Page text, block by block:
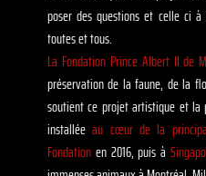
poser des questions et celle ci
toutes et tous.
La Fondation Prince Albert II de
préservation de la faune, de la
soutient ce projet artistique et la
installéeau cœur de la
Fondationen 2016, puis à